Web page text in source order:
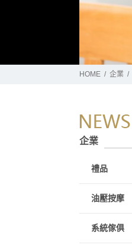
HOME 企業
企業
禮品
油壓按摩
系統傢俱